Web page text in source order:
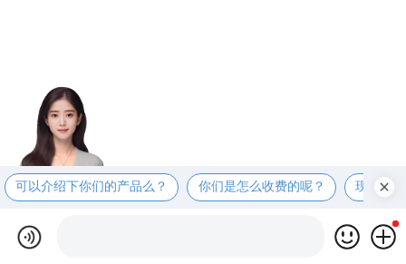
可以介绍下你们的产品么？ 你们是怎么收费的呢？ 现在有